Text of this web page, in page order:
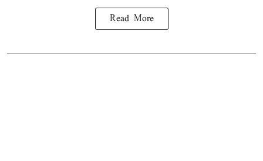
Read More